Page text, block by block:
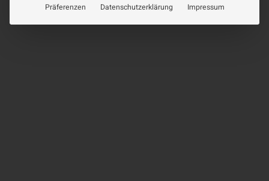
Präferenzen Datenschutzerklärung Impressum